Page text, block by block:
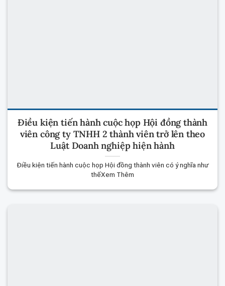
Điều kiện tiến hành cuộc họp Hội đồng thành
viên công ty TNHH 2 thành viên trở lên theo
Luật Doanh nghiệp hiện hành
Điều kiện tiến hành cuộc họp Hội đồng thành viên có ý nghĩa như
thếXem Thêm